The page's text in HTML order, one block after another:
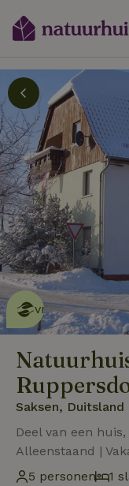
Dit
vriendelijk
Saksen, Duitsland
Deel van een
Alleenstaand |
5 personen
1